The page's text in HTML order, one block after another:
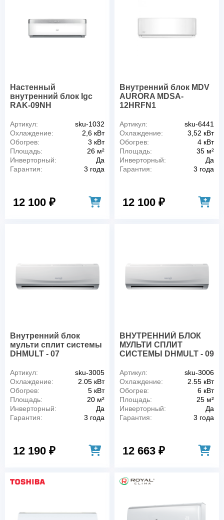
Настенный
внутренний блок Igc
RAK-09NH
Артикул:
sku-1032
Охлаждение:
2,6 кВт
Обогрев:
3 кВт
Площадь:
26 м²
Инверторный:
Да
Гарантия:
3 года
12 100 ₽
Внутренний блок MDV
AURORA MDSA-
12HRFN1
Артикул:
sku-6441
Охлаждение:
3,52 кВт
Обогрев:
4 кВт
Площадь:
35 м²
Инверторный:
Да
Гарантия:
3 года
12 100 ₽
Внутренний блок
мульти сплит системы
DHMULT - 07
Артикул:
sku-3005
Охлаждение:
2.05 кВт
Обогрев:
5 кВт
Площадь:
20 м²
Инверторный:
Да
Гарантия:
3 года
12 190 ₽
ВНУТРЕННИЙ БЛОК
МУЛЬТИ СПЛИТ
СИСТЕМЫ DHMULT - 09
Артикул:
sku-3006
Охлаждение:
2.55 кВт
Обогрев:
6 кВт
Площадь:
25 м²
Инверторный:
Да
Гарантия:
3 года
12 663 ₽